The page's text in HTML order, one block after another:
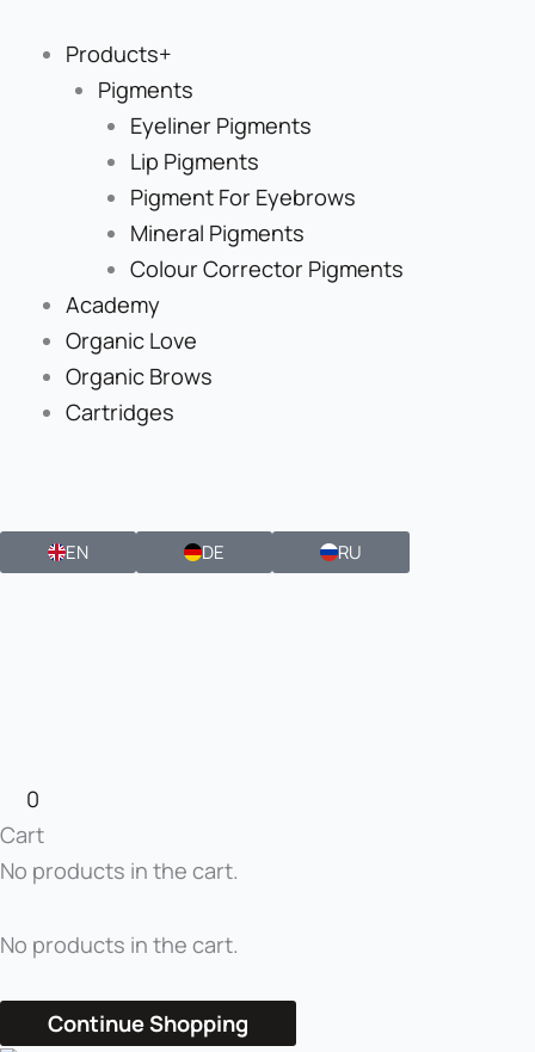
content
Products+
Pigments
Eyeliner Pigments
Lip Pigments
Pigment For Eyebrows
Mineral Pigments
Colour Corrector Pigments
Academy
Organic Love
Organic Brows
Cartridges
EN DE RU
0
Cart
No products in the cart.
No products in the cart.
Continue Shopping